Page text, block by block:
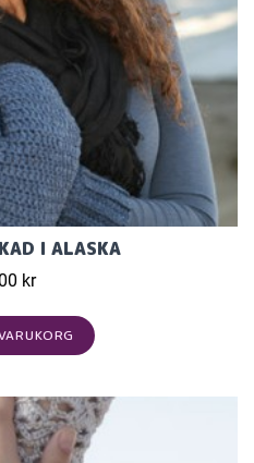
I ALASKA
kr